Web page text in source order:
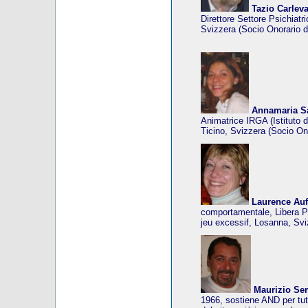
Tazio
Direttore Settore
Svizzera (Socio Onorario
Annamaria
Animatrice IRGA (Istituto
Ticino, Svizzera (Socio
Laurence
comportamentale, Libera
jeu excessif, Losanna,
Maurizio
1966, sostiene AND per